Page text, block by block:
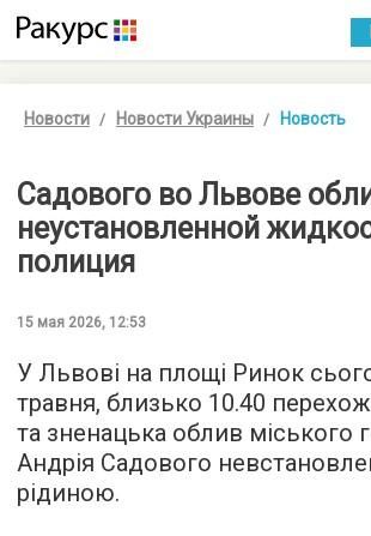
Новости Новости Украины Новость
Садового во Львове
неустановленной
полиция
15 мая 2026, 12:53
У Львові на площі Ринок
травня, близько 10.40
та зненацька облив міського
Андрія Садового
рідиною.